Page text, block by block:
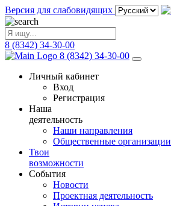
Версия для слабовидящих
8 (8342) 34-30-00
8 (8342) 34-30-00
Личный кабинет
Вход
Регистрация
Наша
деятельность
Наши направления
Общественные организации
Твои
возможности
События
Новости
Проектная деятельность